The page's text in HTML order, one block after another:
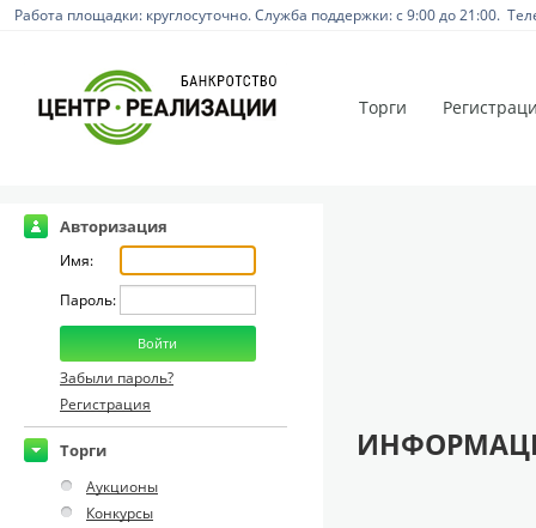
Работа площадки: круглосуточно. Служба поддержки: с 9:00 до 21:00.
Торги
Авторизация
Имя:
Пароль:
Забыли пароль?
Регистрация
Торги
Аукционы
Конкурсы